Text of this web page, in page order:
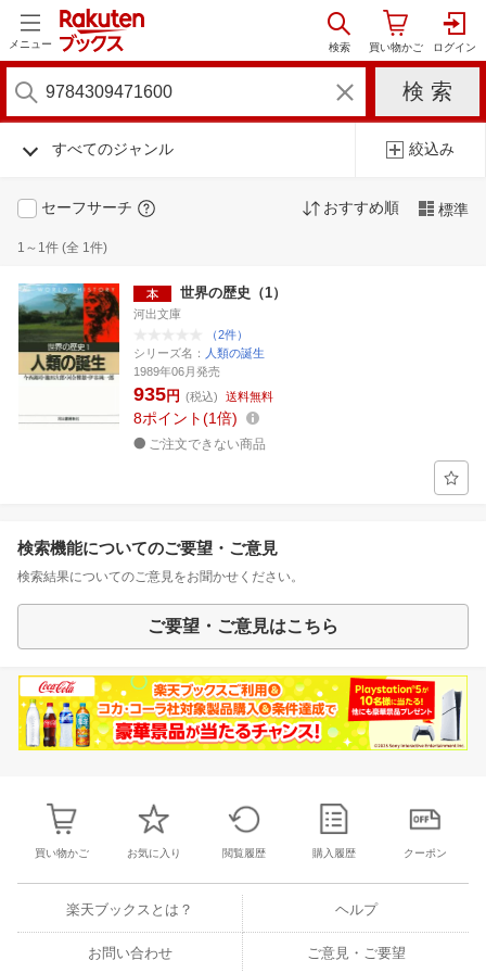
メニュー
すべてのジャンル 絞込み
セーフサーチ おすすめ順 標準
1～1件 (全 1件)
世界の歴史（1）
河出文庫
（2件）
シリーズ名：
人類の誕生
1989年06月発売
935円 (税込) 送料無料
8ポイント 1倍
ご注文できない商品
検索機能についてのご要望・ご意見
検索結果についてのご意見をお聞かせください。
ご要望・ご意見はこちら
買い物かご お気に入り 閲覧履歴 購入履歴 クーポン
楽天ブックスとは？ ヘルプ
お問い合わせ ご意見・ご要望